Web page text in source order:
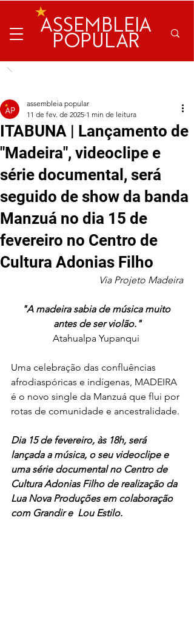
ASSEMBLEIA
POPULAR
ITABUNA | Lançamento de
"Madeira", videoclipe e
série documental, será
seguido de show da banda
Manzuá no dia 15 de
fevereiro no Centro de
Cultura Adonias Filho
assembleia popular
11 de fev. de 2025 1 min de leitura
Via Projeto Madeira
"A madeira sabia de música muito
antes de ser violão."
Atahualpa Yupanqui
Uma celebração das confluências
afrodiaspóricas e indígenas, MADEIRA
é o novo single da Manzuá que flui por
rotas de comunidade e ancestralidade.
Dia 15 de fevereiro, às 18h, será
lançada a música, o seu videoclipe e
uma série documental no Centro de
Cultura Adonias Filho de realização da
Lua Nova Produções em colaboração
com Grandir e  Lou Estilo.